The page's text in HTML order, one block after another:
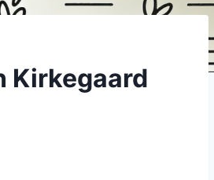
Kirkegaard